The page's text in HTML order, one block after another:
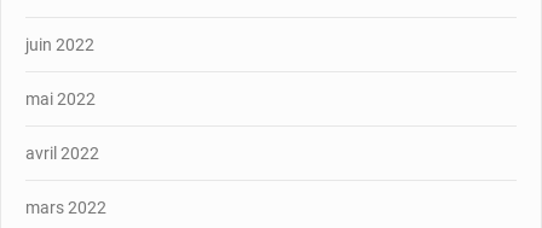
juin 2022
mai 2022
avril 2022
mars 2022